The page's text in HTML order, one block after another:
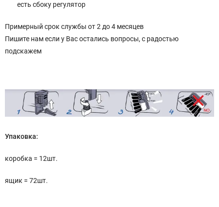
есть сбоку регулятор
Примерный срок службы от 2 до 4 месяцев
Пишите нам если у Вас остались вопросы, с радостью
подскажем
Упаковка:
коробка = 12шт.
ящик = 72шт.